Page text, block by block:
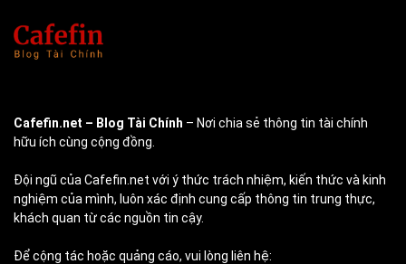
Cafefin.net – Blog Tài Chính – Nơi chia sẻ thông tin tài chính
hữu ích cùng cộng đồng.
Đội ngũ của Cafefin.net với ý thức trách nhiệm, kiến thức và kinh
nghiệm của mình, luôn xác định cung cấp thông tin trung thực,
khách quan từ các nguồn tin cậy.
Để cộng tác hoặc quảng cáo, vui lòng liên hệ: